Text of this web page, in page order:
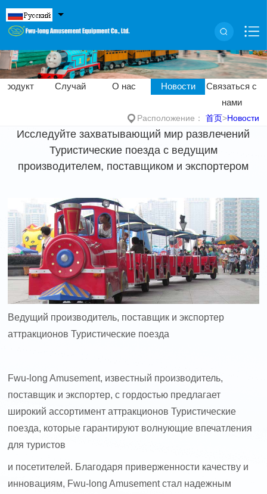
Случай О нас Новости
Связаться с
нами
Расположение：
首页>Новости
Исследуйте захватывающий мир развлечений
Туристические поезда с ведущим
производителем, поставщиком и экспортером
Ведущий производитель, поставщик и экспортер
аттракционов Туристические поезда
Fwu-long Amusement, известный производитель,
поставщик и экспортер, с гордостью предлагает
широкий ассортимент аттракционов Туристические
поезда, которые гарантируют волнующие впечатления
для туристов
и посетителей. Благодаря приверженности качеству и
инновациям, Fwu-long Amusement стал надежным